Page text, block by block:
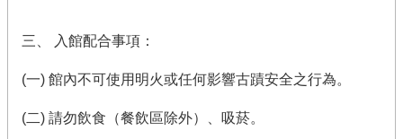
三、 入館配合事項：
(一) 館內不可使用明火或任何影響古蹟安全之行為。
(二) 請勿飲食（餐飲區除外）、吸菸。